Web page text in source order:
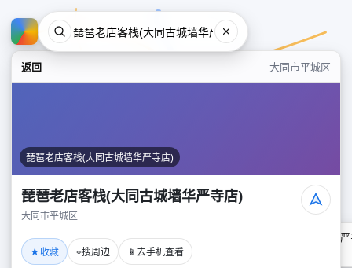
返回 大同市平城区
琵琶老店客栈(大同古城墙华严寺店)
琵琶老店客栈(大同古城墙华严寺店)
大同市平城区
★收藏 ⌖搜周边 📱 去手机查看
琵琶老店客栈(大同古城墙华